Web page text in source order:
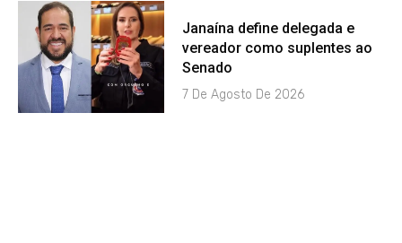
Janaína define delegada e
vereador como suplentes ao
Senado
7 De Agosto De 2026